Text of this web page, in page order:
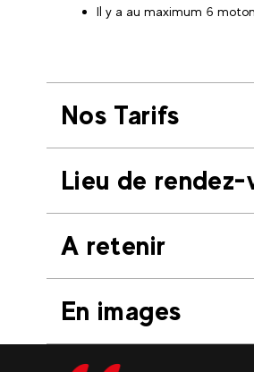
Il y a au maximum 6
Nos Tarifs
Lieu de rendez-
A retenir
En images